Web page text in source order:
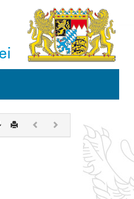
Download
DruckenVorherigesNächstes
Dokument
(inaktiv)